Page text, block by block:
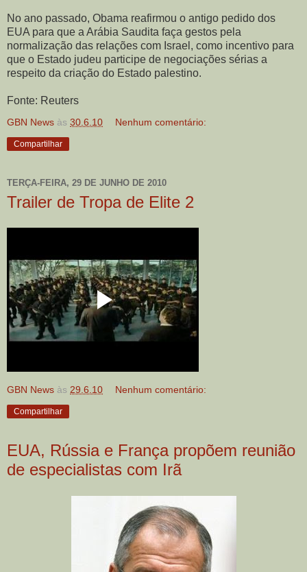
No ano passado, Obama reafirmou o antigo pedido dos
EUA para que a Arábia Saudita faça gestos pela
normalização das relações com Israel, como incentivo para
que o Estado judeu participe de negociações sérias a
respeito da criação do Estado palestino.
Fonte: Reuters
GBN News às 30.6.10 Nenhum comentário:
Compartilhar
TERÇA-FEIRA, 29 DE JUNHO DE 2010
Trailer de Tropa de Elite 2
GBN News às 29.6.10 Nenhum comentário:
Compartilhar
EUA, Rússia e França propõem reunião
de especialistas com Irã